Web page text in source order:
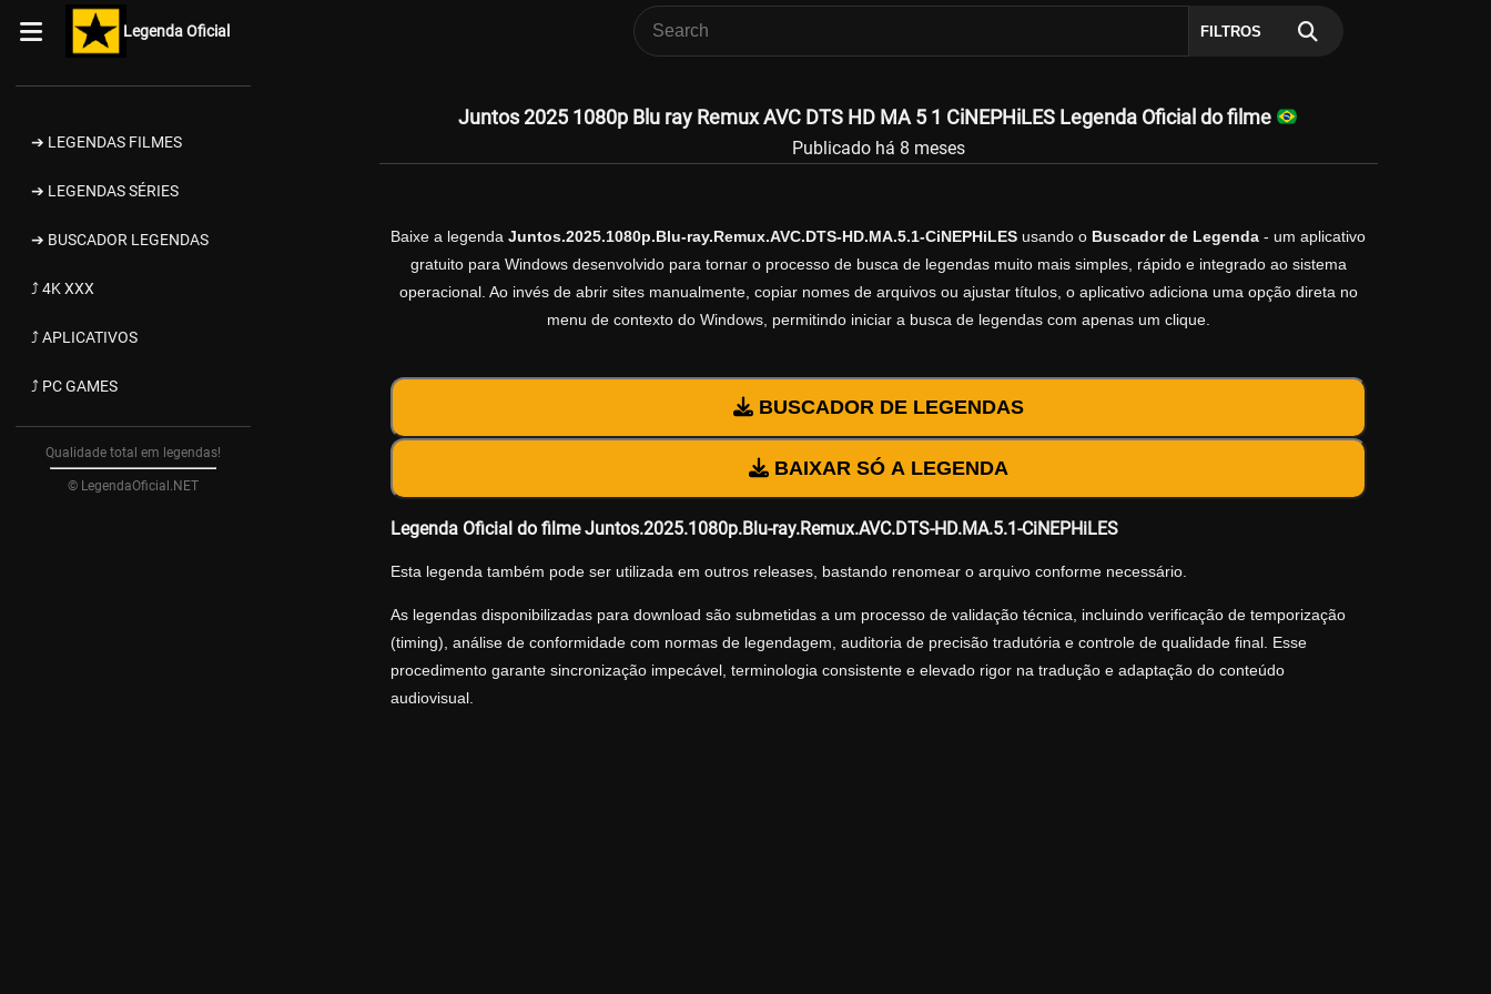
Legenda Oficial FILTROS
➔ LEGENDAS FILMES
➔ LEGENDAS SÉRIES
➔ BUSCADOR LEGENDAS
⤴ 4K XXX
⤴ APLICATIVOS
⤴ PC GAMES
Qualidade total em legendas!
© LegendaOficial.NET
Juntos 2025 1080p Blu ray Remux AVC DTS HD MA 5 1 CiNEPHiLES Legenda Oficial do filme
Publicado há 8 meses
Baixe a legenda Juntos.2025.1080p.Blu-ray.Remux.AVC.DTS-HD.MA.5.1-CiNEPHiLES usando o Buscador de Legenda - um aplicativo
gratuito para Windows desenvolvido para tornar o processo de busca de legendas muito mais simples, rápido e integrado ao sistema
operacional. Ao invés de abrir sites manualmente, copiar nomes de arquivos ou ajustar títulos, o aplicativo adiciona uma opção direta no
menu de contexto do Windows, permitindo iniciar a busca de legendas com apenas um clique.
BUSCADOR DE LEGENDAS
BAIXAR SÓ A LEGENDA
Legenda Oficial do filme Juntos.2025.1080p.Blu-ray.Remux.AVC.DTS-HD.MA.5.1-CiNEPHiLES
Esta legenda também pode ser utilizada em outros releases, bastando renomear o arquivo conforme necessário.
As legendas disponibilizadas para download são submetidas a um processo de validação técnica, incluindo verificação de temporização
(timing), análise de conformidade com normas de legendagem, auditoria de precisão tradutória e controle de qualidade final. Esse
procedimento garante sincronização impecável, terminologia consistente e elevado rigor na tradução e adaptação do conteúdo
audiovisual.